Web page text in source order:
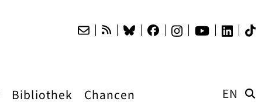
Bibliothek Chancen EN